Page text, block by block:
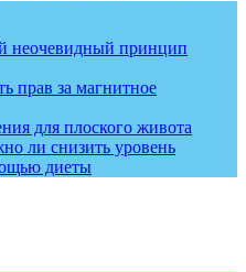
неочевидный принцип
прав за магнитное
для плоского живота
ли снизить уровень
диеты